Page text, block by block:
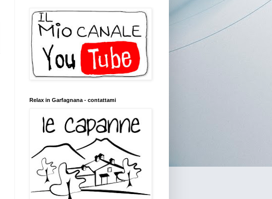
Relax in Garfagnana - contattami